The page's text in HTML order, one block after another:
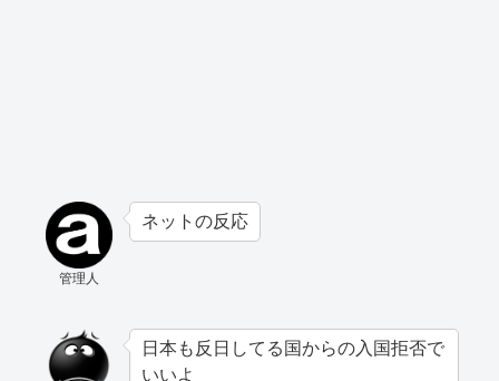
管理人
ネットの反応
日本も反日してる国からの入国拒否で
いいよ